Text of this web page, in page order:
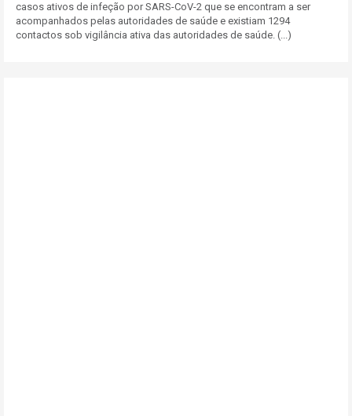
casos ativos de infeção por SARS-CoV-2 que se encontram a ser
acompanhados pelas autoridades de saúde e existiam 1294
contactos sob vigilância ativa das autoridades de saúde. (...)